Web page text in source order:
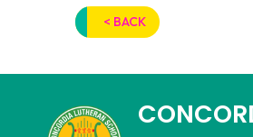
< BACK